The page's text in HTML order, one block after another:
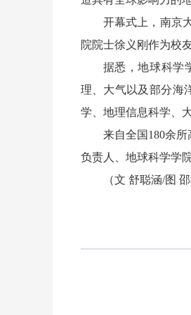
开幕式上，南京
院院士徐义刚作为校
据悉，地球科学
理、大气以及部分海
学、地理信息科学、
来自全国180余
负责人、地球科学学
（文 舒聪涵/图 邵